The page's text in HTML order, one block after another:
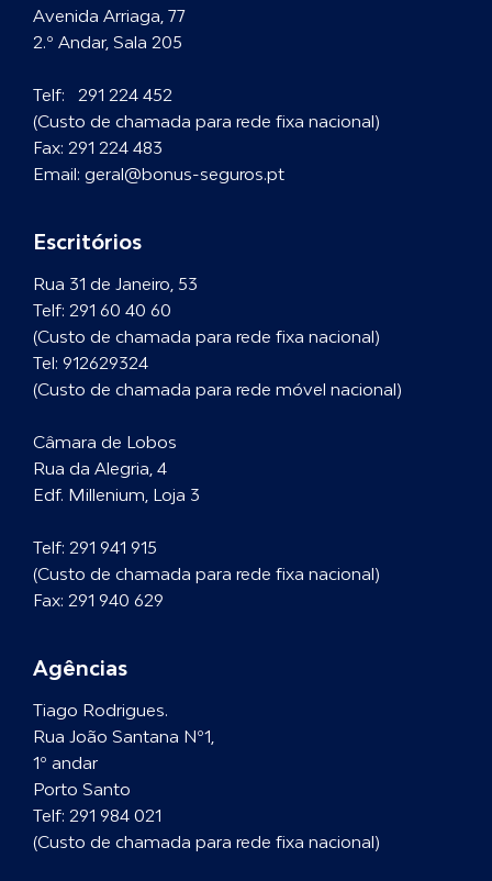
Avenida Arriaga, 77
2.º Andar, Sala 205
Telf:
291 224 452
(Custo de chamada para rede fixa nacional)
Fax: 291 224 483
Email: geral@bonus-seguros.pt
Escritórios
Rua 31 de Janeiro, 53
Telf: 291 60 40 60
(Custo de chamada para rede fixa nacional)
Tel: 912629324
(Custo de chamada para rede móvel nacional)
Câmara de Lobos
Rua da Alegria, 4
Edf. Millenium, Loja 3
Telf: 291 941 915
(Custo de chamada para rede fixa nacional)
Fax: 291 940 629
Agências
Tiago Rodrigues.
Rua João Santana Nº1,
1º andar
Porto Santo
Telf: 291 984 021
(Custo de chamada para rede fixa nacional)